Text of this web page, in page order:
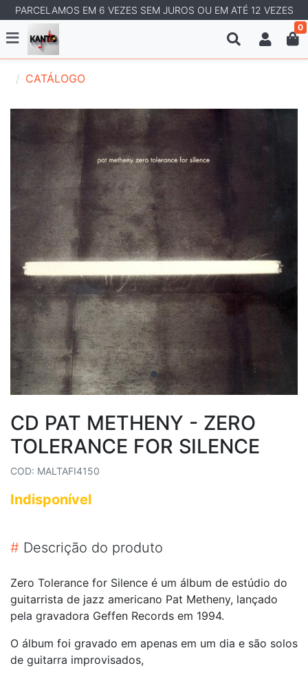
PARCELAMOS EM 6 VEZES SEM JUROS OU EM ATÉ 12 VEZES
0
CATÁLOGO
CD PAT METHENY - ZERO
TOLERANCE FOR SILENCE
COD: MALTAFI4150
Indisponível
# Descrição do produto
Zero Tolerance for Silence é um álbum de estúdio do
guitarrista de jazz americano Pat Metheny, lançado
pela gravadora Geffen Records em 1994.
O álbum foi gravado em apenas em um dia e são solos
de guitarra improvisados,